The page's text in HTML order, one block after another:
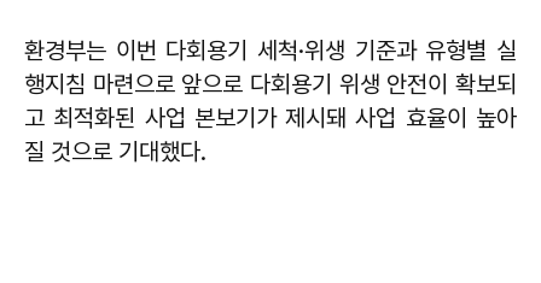
환경부는 이번 다회용기 세척·위생 기준과 유형별 실
행지침 마련으로 앞으로 다회용기 위생 안전이 확보되
고 최적화된 사업 본보기가 제시돼 사업 효율이 높아
질 것으로 기대했다.